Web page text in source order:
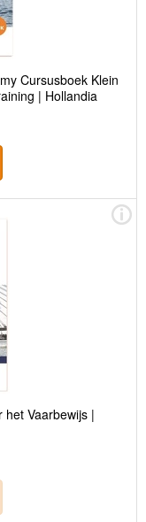
Cursusboek Klein
| Hollandia
Vaarbewijs |